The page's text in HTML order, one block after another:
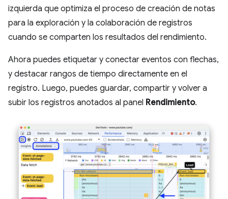
izquierda que optimiza el proceso de creación de notas
para la exploración y la colaboración de registros
cuando se comparten los resultados del rendimiento.
Ahora puedes etiquetar y conectar eventos con flechas,
y destacar rangos de tiempo directamente en el
registro. Luego, puedes guardar, compartir y volver a
subir los registros anotados al panel Rendimiento.